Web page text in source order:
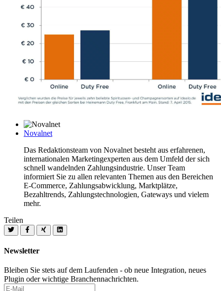
Novalnet
Das Redaktionsteam von Novalnet besteht aus erfahrenen,
internationalen Marketingexperten aus dem Umfeld der sich
schnell wandelnden Zahlungsindustrie. Unser Team
informiert Sie zu allen relevanten Themen aus den Bereichen
E-Commerce, Zahlungsabwicklung, Marktplätze,
Bezahltrends, Zahlungstechnologien, Gateways und vielem
mehr.
Teilen
Newsletter
Bleiben Sie stets auf dem Laufenden - ob neue Integration, neues
Plugin oder wichtige Branchennachrichten.